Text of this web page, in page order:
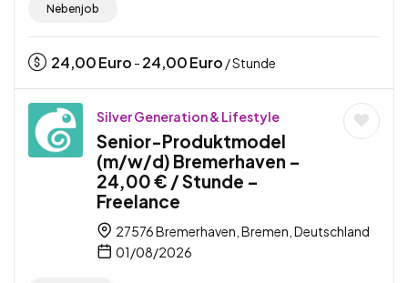
Nebenjob
24,00Euro - 24,00Euro / Stunde
Silver Generation & Lifestyle
Senior-Produktmodel
(m/w/d) Bremerhaven –
24,00 € / Stunde –
Freelance
27576 Bremerhaven, Bremen, Deutschland
01/08/2026